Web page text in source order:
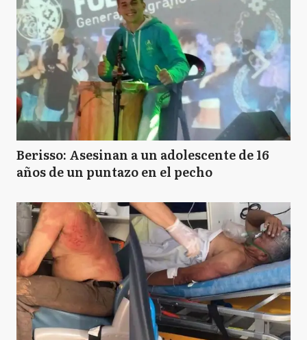
Berisso: Asesinan a un adolescente de 16
años de un puntazo en el pecho